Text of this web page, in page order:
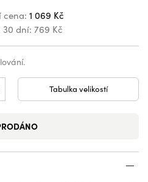
cena: 1 069 Kč
30 dní: 769 Kč
Tabulka velikostí